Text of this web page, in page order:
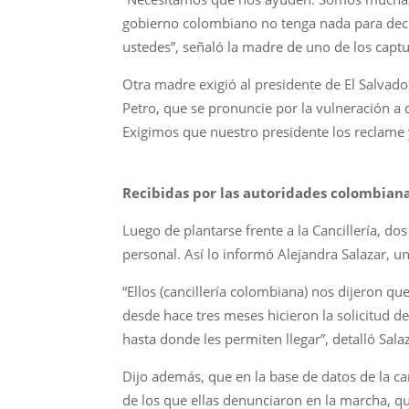
gobierno colombiano no tenga nada para
ustedes”, señaló la madre de uno de los
Otra madre exigió al presidente de El
Petro, que se pronuncie por la vulneración a
Exigimos que nuestro presidente los reclame
Recibidas por las autoridades
Luego de plantarse frente a la Cancillería,
personal. Así lo informó Alejandra Salazar,
“Ellos (cancillería colombiana) nos dijeron
desde hace tres meses hicieron la solicitud
hasta donde les permiten llegar”, detalló
Dijo además, que en la base de datos de la
de los que ellas denunciaron en la marcha,